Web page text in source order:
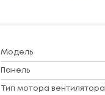
Модель
Панель
Тип мотора вентилятора